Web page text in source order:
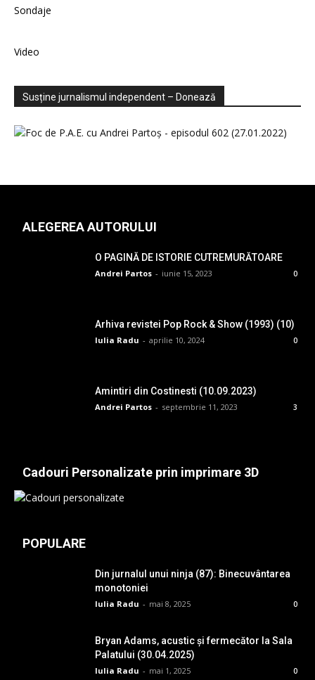
Sondaje
Video
Susține jurnalismul independent – Donează
ALEGEREA AUTORULUI
O PAGINĂ DE ISTORIE CUTREMURĂTOARE
Andrei Partos - iunie 15, 2023 0
Arhiva revistei Pop Rock & Show (1993) (10)
Iulia Radu - aprilie 10, 2024 0
Amintiri din Costinesti (10.09.2023)
Andrei Partos - septembrie 11, 2023 3
Cadouri Personalizate prin imprimare 3D
POPULARE
Din jurnalul unui ninja (87): Binecuvântarea
monotoniei
Iulia Radu - mai 8, 2025 0
Bryan Adams, acustic și fermecător la Sala
Palatului (30.04.2025)
Iulia Radu - mai 1, 2025 0